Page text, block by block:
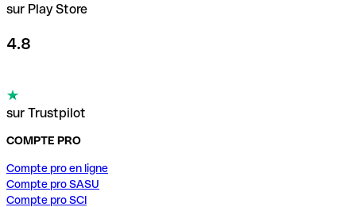
sur Play Store
4.8
sur Trustpilot
COMPTE PRO
Compte pro en ligne
Compte pro SASU
Compte pro SCI